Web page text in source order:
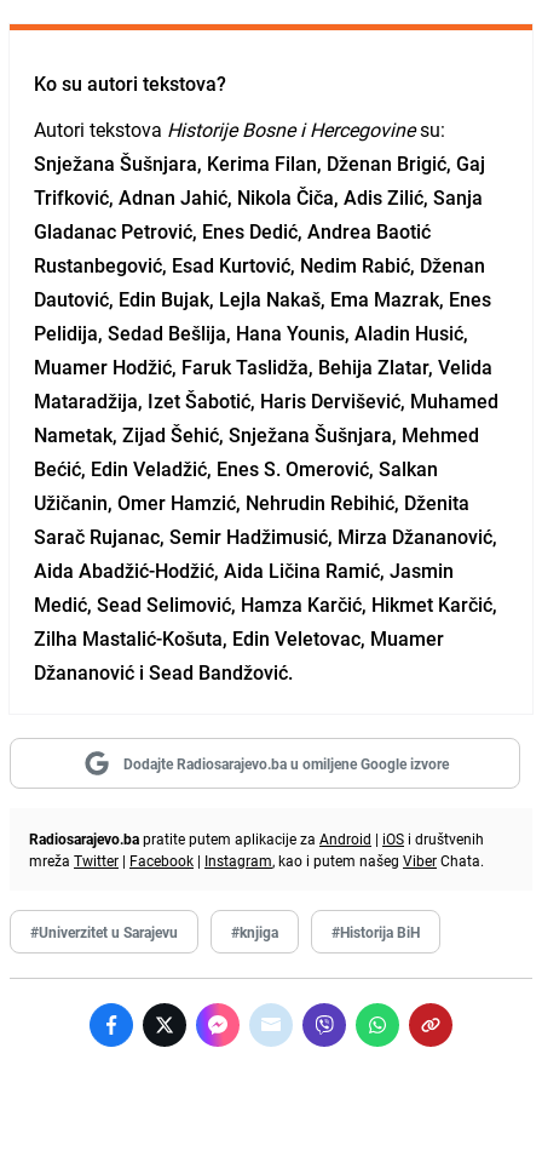
Ko su autori tekstova?
Autori tekstova Historije Bosne i Hercegovinesu:
Snježana Šušnjara, Kerima Filan, Dženan Brigić, Gaj
Trifković, Adnan Jahić, Nikola Čiča, Adis Zilić, Sanja
Gladanac Petrović, Enes Dedić, Andrea Baotić
Rustanbegović, Esad Kurtović, Nedim Rabić, Dženan
Dautović, Edin Bujak, Lejla Nakaš, Ema Mazrak, Enes
Pelidija, Sedad Bešlija, Hana Younis, Aladin Husić,
Muamer Hodžić, Faruk Taslidža, Behija Zlatar, Velida
Mataradžija, Izet Šabotić, Haris Dervišević, Muhamed
Nametak, Zijad Šehić, Snježana Šušnjara, Mehmed
Bećić, Edin Veladžić, Enes S. Omerović, Salkan
Užičanin, Omer Hamzić, Nehrudin Rebihić, Dženita
Sarač Rujanac, Semir Hadžimusić, Mirza Džananović,
Aida Abadžić-Hodžić, Aida Ličina Ramić, Jasmin
Medić, Sead Selimović, Hamza Karčić, Hikmet Karčić,
Zilha Mastalić-Košuta, Edin Veletovac, Muamer
Džananović i Sead Bandžović.
Dodajte Radiosarajevo.ba u omiljene Google izvore
Radiosarajevo.bapratite putem aplikacije za Android | iOS i društvenih
mreža Twitter | Facebook | Instagram, kao i putem našeg ViberChata.
#Univerzitet u Sarajevu #knjiga #Historija BiH